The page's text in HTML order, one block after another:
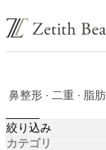
鼻整形 · 二重 · 脂
絞り込み
カテゴリ